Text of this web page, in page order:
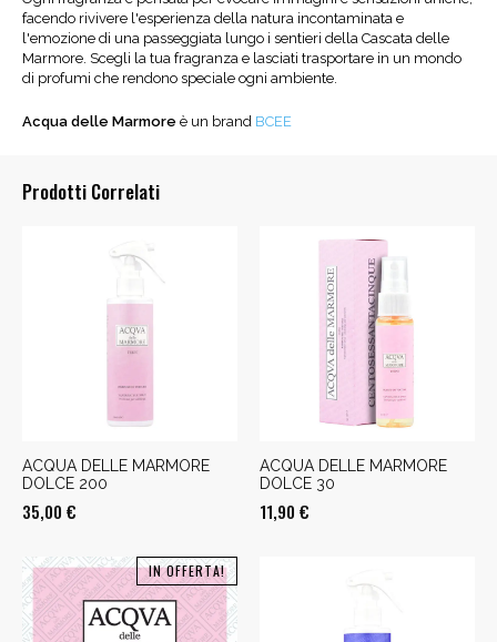
facendo rivivere l'esperienza della natura incontaminata e
l'emozione di una passeggiata lungo i sentieri della Cascata delle
Marmore. Scegli la tua fragranza e lasciati trasportare in un mondo
di profumi che rendono speciale ogni ambiente.
Acqua delle Marmore è un brand BCEE
Prodotti Correlati
ACQUA DELLE MARMORE
DOLCE 200
35,00 €
ACQUA DELLE MARMORE
DOLCE 30
11,90 €
IN OFFERTA!